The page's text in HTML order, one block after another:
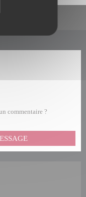
commentaire ?